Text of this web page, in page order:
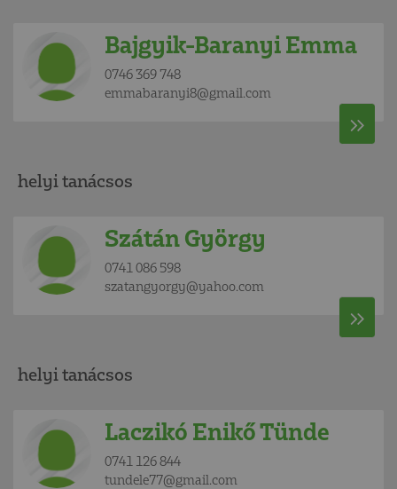
Bajgyik-Baranyi Emma
0746 369 748
emmabaranyi8@gmail.com
helyi tanácsos
Szátán György
0741 086 598
szatangyorgy@yahoo.com
helyi tanácsos
Laczikó Enikő Tünde
0741 126 844
tundele77@gmail.com